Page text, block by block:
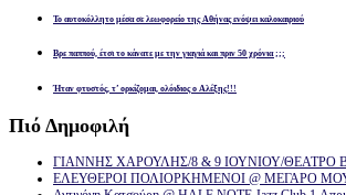
Το αυτοκόλλητο μέσα σε λεωφορείο της Αθήνας ενόψει καλοκαιριού
Βρε παππού, έτσι το κάνατε με την γιαγιά και πριν 50 χρόνια ;;;
Ήταν φτυστός, τ’ ορκίζομαι, ολόιδιος ο Αλέξης!!!
Πιό Δημοφιλή
ΓΙΑΝΝΗΣ ΧΑΡΟΥΛΗΣ/8 & 9 ΙΟΥΝΙΟΥ/ΘΕΑΤΡΟ
ΕΛΕΥΘΕΡΟΙ ΠΟΛΙΟΡΚΗΜΕΝΟΙ @ ΜΕΓΑΡΟ